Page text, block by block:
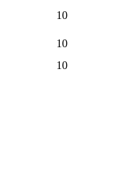
10
10
10